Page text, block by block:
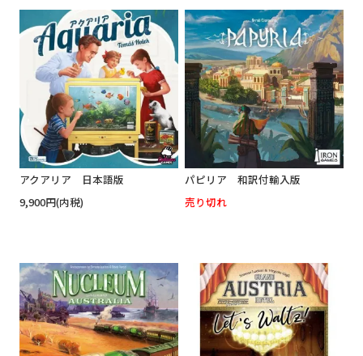
アクアリア 日本語版
9,900円(内税)
パピリア 和訳付輸入版
売り切れ